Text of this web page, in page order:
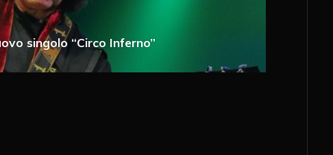
e-mail
via e-mail
singolo “Circo Inferno”